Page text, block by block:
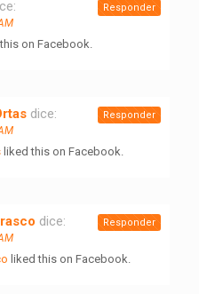
on Facebook.
Responder
dice:
liked this on Facebook.
Responder
dice:
liked this on Facebook.
Responder